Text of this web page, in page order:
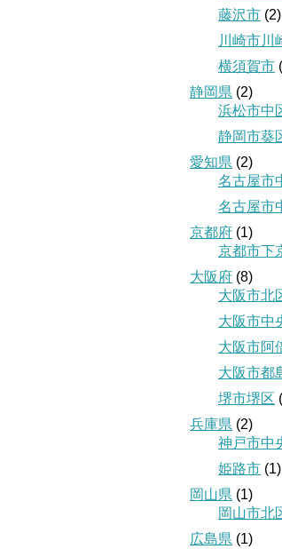
藤沢市 (2)
川崎市川
横須賀市
静岡県 (2)
浜松市中
静岡市葵
愛知県 (2)
名古屋市
名古屋市
京都府 (1)
京都市下
大阪府 (8)
大阪市北
大阪市中
大阪市阿
大阪市都
堺市堺区
兵庫県 (2)
神戸市中
姫路市 (1)
岡山県 (1)
岡山市北
広島県 (1)